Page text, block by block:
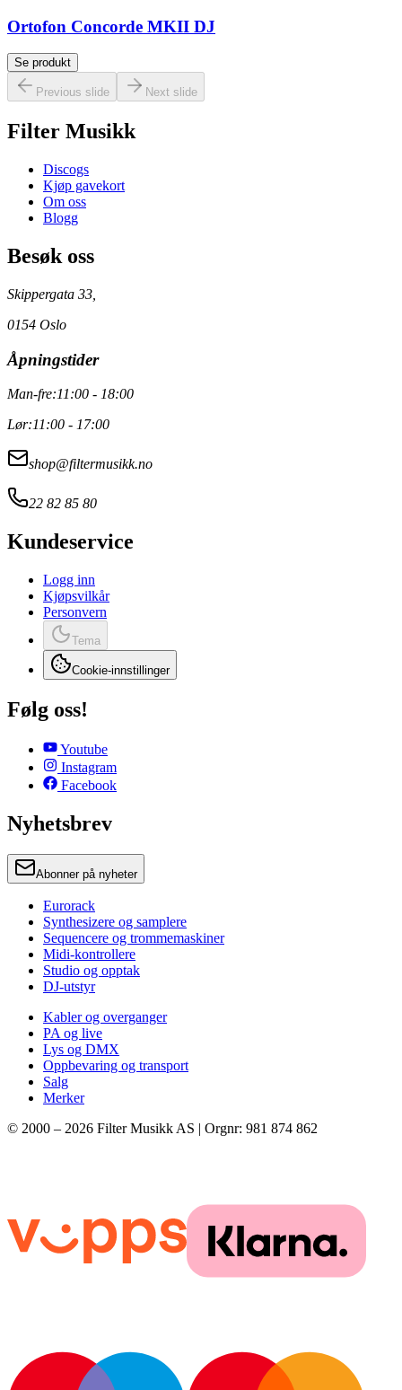
Ortofon Concorde MKII DJ
Se produkt
Previous slide Next slide
Filter Musikk
Discogs
Kjøp gavekort
Om oss
Blogg
Besøk oss
Skippergata 33,
0154 Oslo
Åpningstider
Man-fre:11:00 - 18:00
Lør:11:00 - 17:00
shop@filtermusikk.no
22 82 85 80
Kundeservice
Logg inn
Kjøpsvilkår
Personvern
Tema
Cookie-innstillinger
Følg oss!
Youtube
Instagram
Facebook
Nyhetsbrev
Abonner på nyheter
Eurorack
Synthesizere og samplere
Sequencere og trommemaskiner
Midi-kontrollere
Studio og opptak
DJ-utstyr
Kabler og overganger
PA og live
Lys og DMX
Oppbevaring og transport
Salg
Merker
© 2000 – 2026 Filter Musikk AS | Orgnr: 981 874 862